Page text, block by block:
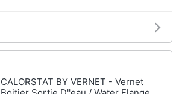
CALORSTAT BY VERNET - Vernet